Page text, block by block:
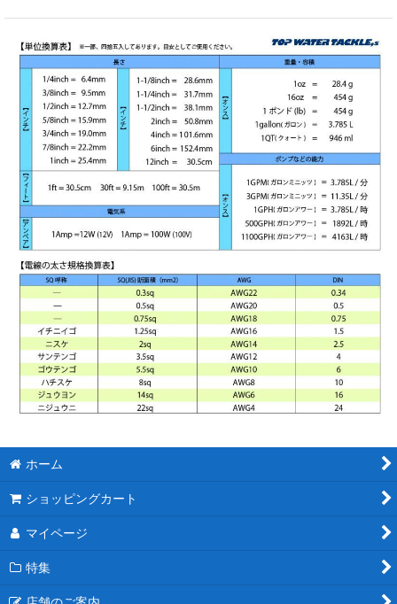
ホーム
ショッピングカート
マイページ
特集